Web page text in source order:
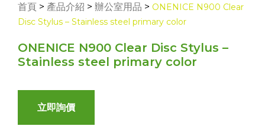
首頁 > 產品介紹 > 辦公室用品 > ONENICE N900 Clear
Disc Stylus – Stainless steel primary color
ONENICE N900 Clear Disc Stylus –
Stainless steel primary color
立即詢價